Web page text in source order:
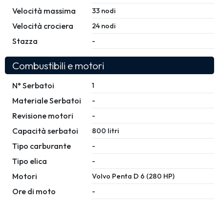
Velocità massima 33 nodi
Velocità crociera 24 nodi
Stazza -
Combustibili e motori
N° Serbatoi 1
Materiale Serbatoi -
Revisione motori -
Capacità serbatoi 800 litri
Tipo carburante -
Tipo elica -
Motori Volvo Penta D 6 (280 HP)
Ore di moto -